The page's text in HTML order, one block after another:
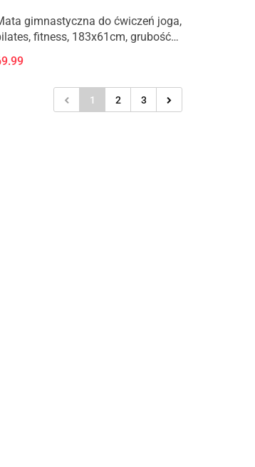
gimnastyczna do ćwiczeń joga,
fitness, 183x61cm, grubość
1 2 3